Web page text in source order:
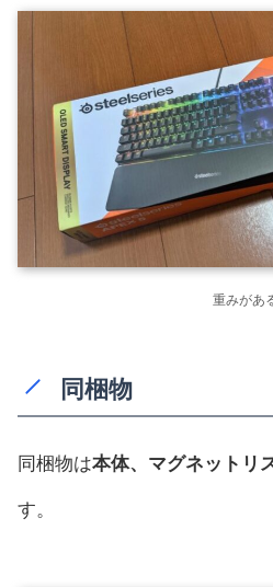
重みがあ
同梱物
同梱物は本体、マグネットリ
す。